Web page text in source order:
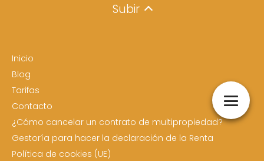
Subir
Inicio
Blog
Tarifas
Contacto
¿Cómo cancelar un contrato de multipropiedad?
Gestoría para hacer la declaración de la Renta
Política de cookies (UE)